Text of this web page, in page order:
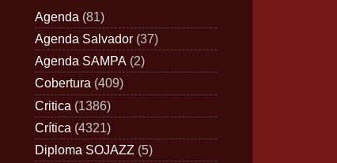
Agenda (81)
Agenda Salvador (37)
Agenda SAMPA (2)
Cobertura (409)
Critica (1386)
Crítica (4321)
Diploma SOJAZZ (5)